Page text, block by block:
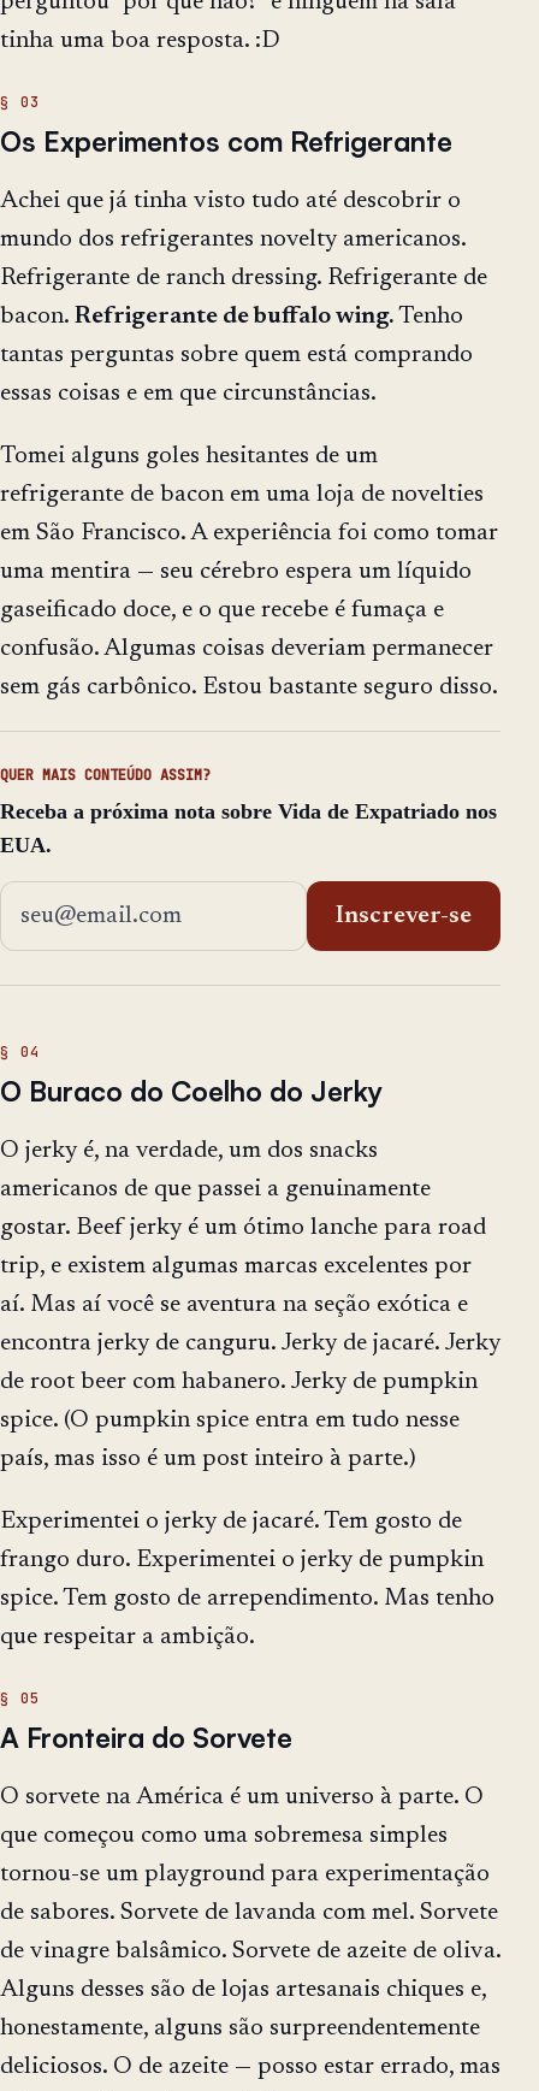
tinha uma boa resposta. :D
Os Experimentos com Refrigerante
Achei que já tinha visto tudo até descobrir o
mundo dos refrigerantes novelty americanos.
Refrigerante de ranch dressing. Refrigerante de
bacon. Refrigerante de buffalo wing. Tenho
tantas perguntas sobre quem está comprando
essas coisas e em que circunstâncias.
Tomei alguns goles hesitantes de um
refrigerante de bacon em uma loja de novelties
em São Francisco. A experiência foi como tomar
uma mentira — seu cérebro espera um líquido
gaseificado doce, e o que recebe é fumaça e
confusão. Algumas coisas deveriam permanecer
sem gás carbônico. Estou bastante seguro disso.
QUER MAIS CONTEÚDO ASSIM?
Receba a próxima nota sobre Vida de Expatriado nos
EUA.
Endereço de email
Inscrever-se
O Buraco do Coelho do Jerky
O jerky é, na verdade, um dos snacks
americanos de que passei a genuinamente
gostar. Beef jerky é um ótimo lanche para road
trip, e existem algumas marcas excelentes por
aí. Mas aí você se aventura na seção exótica e
encontra jerky de canguru. Jerky de jacaré. Jerky
de root beer com habanero. Jerky de pumpkin
spice. (O pumpkin spice entra em tudo nesse
país, mas isso é um post inteiro à parte.)
Experimentei o jerky de jacaré. Tem gosto de
frango duro. Experimentei o jerky de pumpkin
spice. Tem gosto de arrependimento. Mas tenho
que respeitar a ambição.
A Fronteira do Sorvete
O sorvete na América é um universo à parte. O
que começou como uma sobremesa simples
tornou-se um playground para experimentação
de sabores. Sorvete de lavanda com mel. Sorvete
de vinagre balsâmico. Sorvete de azeite de oliva.
Alguns desses são de lojas artesanais chiques e,
honestamente, alguns são surpreendentemente
deliciosos. O de azeite — posso estar errado, mas